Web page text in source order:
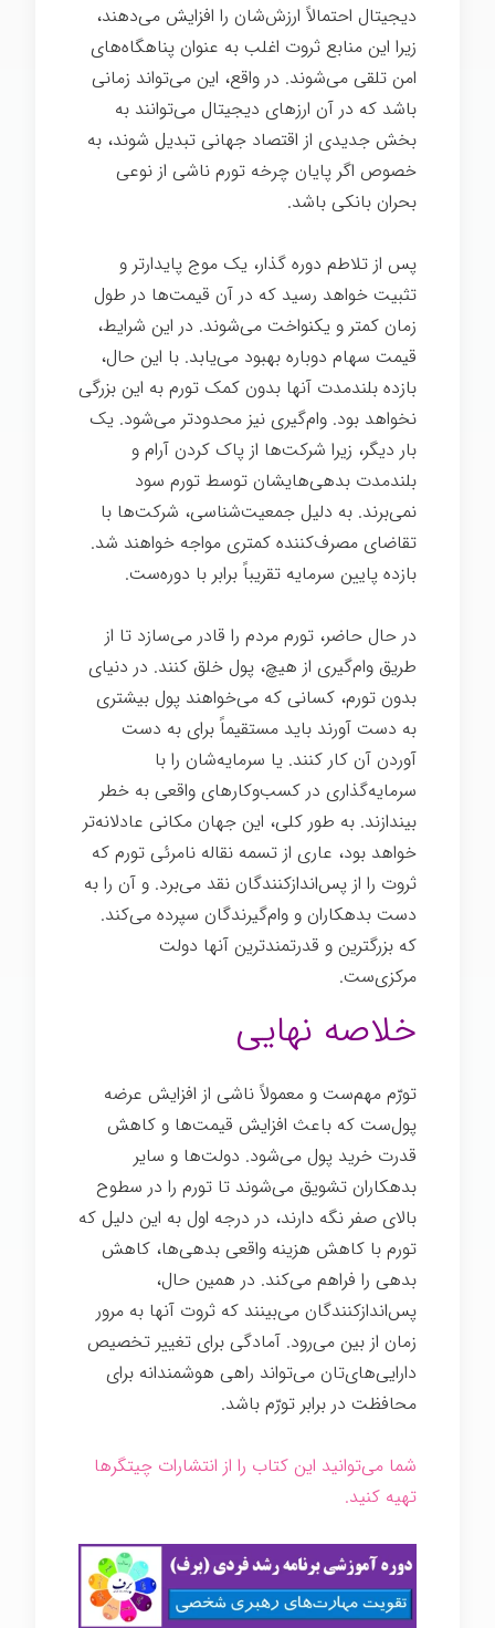
دیجیتال احتمالاً ارزش‌شان را افزایش می‌دهند،
زیرا این منابع ثروت اغلب به عنوان پناهگاه‌های
امن تلقی می‌شوند. در واقع، این می‌تواند زمانی
باشد که در آن ارزهای دیجیتال می‌توانند به
بخش جدیدی از اقتصاد جهانی تبدیل شوند، به
خصوص اگر پایان چرخه تورم ناشی از نوعی
بحران بانکی باشد.
پس از تلاطم دوره گذار، یک موج پایدارتر و
تثبیت خواهد رسید که در آن قیمت‌ها در طول
زمان کمتر و یکنواخت می‌شوند. در این شرایط،
قیمت سهام دوباره بهبود می‌یابد. با این حال،
بازده بلندمدت آنها بدون کمک تورم به این بزرگی
نخواهد بود. وام‌گیری نیز محدودتر می‌شود. یک
بار دیگر، زیرا شرکت‌ها از پاک کردن آرام و
بلندمدت بدهی‌هایشان توسط تورم سود
نمی‌برند. به دلیل جمعیت‌شناسی، شرکت‌ها با
تقاضای مصرف‌کننده کمتری مواجه خواهند شد.
بازده پایین سرمایه تقریباً برابر با دوره‌ست.
در حال حاضر، تورم مردم را قادر می‌سازد تا از
طریق وام‌گیری از هیچ، پول خلق کنند. در دنیای
بدون تورم، کسانی که می‌خواهند پول بیشتری
به دست آورند باید مستقیماً برای به دست
آوردن آن کار کنند. یا سرمایه‌شان را با
سرمایه‌گذاری در کسب‌وکارهای واقعی به خطر
بیندازند. به طور کلی، این جهان مکانی عادلانه‌تر
خواهد بود، عاری از تسمه نقاله نامرئی تورم که
ثروت را از پس‌اندازکنندگان نقد می‌برد. و آن را به
دست بدهکاران و وام‌گیرندگان سپرده می‌کند.
که بزرگترین و قدرتمندترین آنها دولت
مرکزی‌ست.
خلاصه نهایی
تورّم مهم‌ست و معمولاً ناشی از افزایش عرضه
پول‌ست که باعث افزایش قیمت‌ها و کاهش
قدرت خرید پول می‌شود. دولت‌ها و سایر
بدهکاران تشویق می‌شوند تا تورم را در سطوح
بالای صفر نگه دارند، در درجه اول به این دلیل که
تورم با کاهش هزینه واقعی بدهی‌ها، کاهش
بدهی را فراهم می‌کند. در همین حال،
پس‌اندازکنندگان می‌بینند که ثروت آنها به مرور
زمان از بین می‌رود. آمادگی برای تغییر تخصیص
دارایی‌های‌تان می‌تواند راهی هوشمندانه برای
محافظت در برابر تورّم باشد.
شما می‌توانید این کتاب را از انتشارات چیتگرها
تهیه کنید.